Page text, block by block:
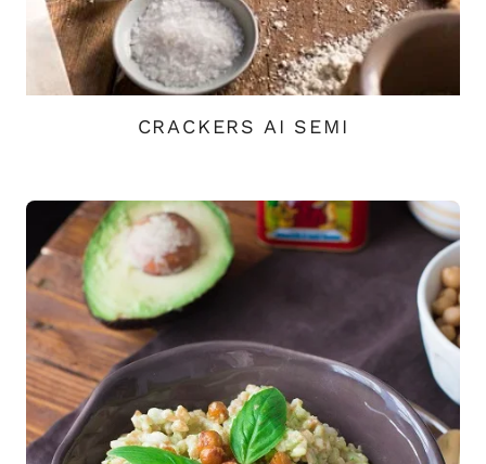
CRACKERS AI SEMI